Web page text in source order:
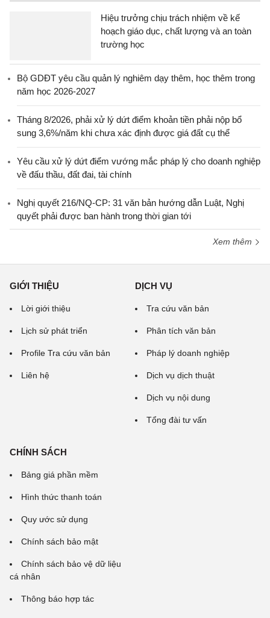
Hiệu trưởng chịu trách nhiệm về kế
hoạch giáo dục, chất lượng và an toàn
trường học
Bộ GDĐT yêu cầu quản lý nghiêm dạy thêm, học thêm trong
năm học 2026-2027
Tháng 8/2026, phải xử lý dứt điểm khoản tiền phải nộp bổ
sung 3,6%/năm khi chưa xác định được giá đất cụ thể
Yêu cầu xử lý dứt điểm vướng mắc pháp lý cho doanh nghiệp
về đấu thầu, đất đai, tài chính
Nghị quyết 216/NQ-CP: 31 văn bản hướng dẫn Luật, Nghị
quyết phải được ban hành trong thời gian tới
Xem thêm
GIỚI THIỆU
Lời giới thiệu
Lịch sử phát triển
Profile Tra cứu văn bản
Liên hệ
DỊCH VỤ
Tra cứu văn bản
Phân tích văn bản
Pháp lý doanh nghiệp
Dịch vụ dịch thuật
Dịch vụ nội dung
Tổng đài tư vấn
CHÍNH SÁCH
Bảng giá phần mềm
Hình thức thanh toán
Quy ước sử dụng
Chính sách bảo mật
Chính sách bảo vệ dữ liệu
cá nhân
Thông báo hợp tác